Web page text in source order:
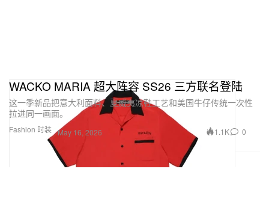
Fashion 时装
WACKO MARIA 超大阵容 SS26 三方联名登陆
这一季新品把意大利面料、夏威夷凉鞋工艺和美国牛仔传统一次性
拉进同一画面。
May 16, 2026 1.1K 0